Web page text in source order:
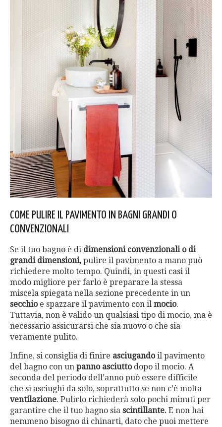
COME PULIRE IL PAVIMENTO IN BAGNI GRANDI O
CONVENZIONALI
Se il tuo bagno è di dimensioni convenzionali o di
grandi dimensioni, pulire il pavimento a mano può
richiedere molto tempo. Quindi, in questi casi il
modo migliore per farlo è preparare la stessa
miscela spiegata nella sezione precedente in un
secchioe spazzare il pavimento con il mocio.
Tuttavia, non è valido un qualsiasi tipo di mocio, ma è
necessario assicurarsi che sia nuovo o che sia
veramente pulito.
Infine, si consiglia di finire asciugandoil pavimento
del bagno con un panno asciuttodopo il mocio. A
seconda del periodo dell’anno può essere difficile
che si asciughi da solo, soprattutto se non c’è molta
ventilazione. Pulirlo richiederà solo pochi minuti per
garantire che il tuo bagno sia scintillante. E non hai
nemmeno bisogno di chinarti, dato che puoi mettere